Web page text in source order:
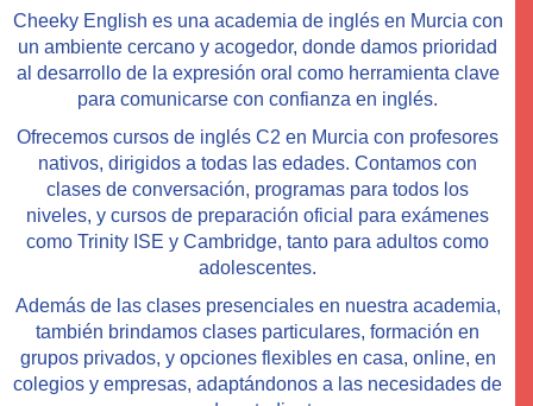
Cheeky English es una academia de inglés en Murcia con
un ambiente cercano y acogedor, donde damos prioridad
al desarrollo de la expresión oral como herramienta clave
para comunicarse con confianza en inglés.
Ofrecemos cursos de inglés C2 en Murcia con profesores
nativos, dirigidos a todas las edades. Contamos con
clases de conversación, programas para todos los
niveles, y cursos de preparación oficial para exámenes
como Trinity ISE y Cambridge, tanto para adultos como
adolescentes.
Además de las clases presenciales en nuestra academia,
también brindamos clases particulares, formación en
grupos privados, y opciones flexibles en casa, online, en
colegios y empresas, adaptándonos a las necesidades de